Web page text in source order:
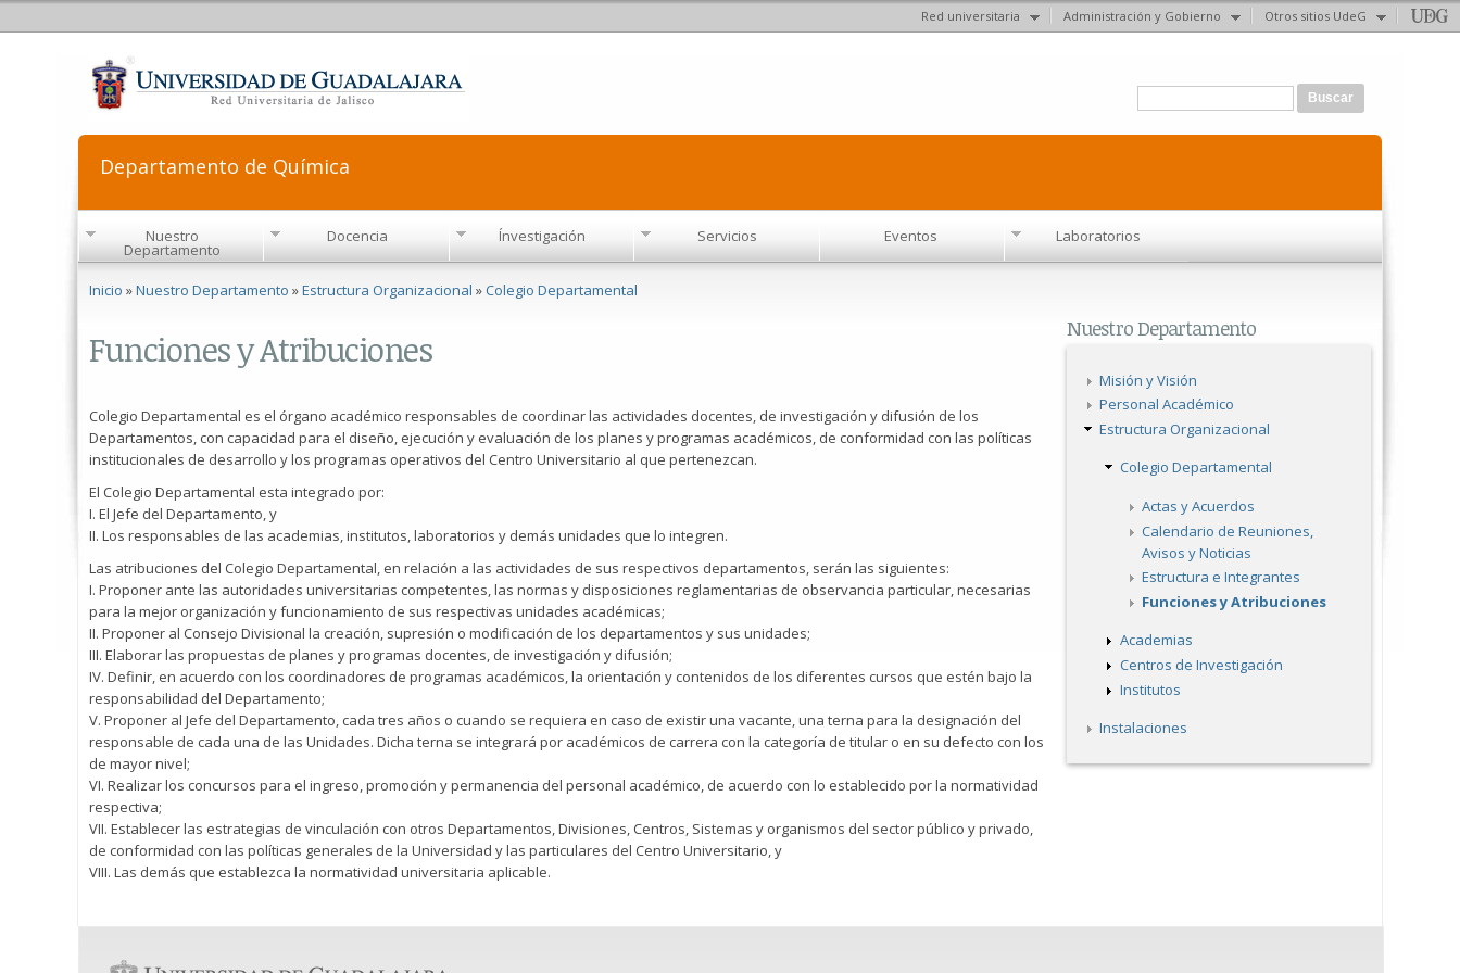
Red universitaria Administración y Gobierno Otros sitios UdeG
Formulario de búsqueda
Departamento de Química
Nuestro
Departamento
Docencia Ínvestigación Servicios Eventos Laboratorios
Inicio »Nuestro Departamento »Estructura Organizacional »Colegio Departamental
Funciones y Atribuciones
Colegio Departamental es el órgano académico responsables de coordinar las actividades docentes, de investigación y difusión de los
Departamentos, con capacidad para el diseño, ejecución y evaluación de los planes y programas académicos, de conformidad con las políticas
institucionales de desarrollo y los programas operativos del Centro Universitario al que pertenezcan.
El Colegio Departamental esta integrado por:
I. El Jefe del Departamento, y
II. Los responsables de las academias, institutos, laboratorios y demás unidades que lo integren.
Las atribuciones del Colegio Departamental, en relación a las actividades de sus respectivos departamentos, serán las siguientes:
I. Proponer ante las autoridades universitarias competentes, las normas y disposiciones reglamentarias de observancia particular, necesarias
para la mejor organización y funcionamiento de sus respectivas unidades académicas;
II. Proponer al Consejo Divisional la creación, supresión o modificación de los departamentos y sus unidades;
III. Elaborar las propuestas de planes y programas docentes, de investigación y difusión;
IV. Definir, en acuerdo con los coordinadores de programas académicos, la orientación y contenidos de los diferentes cursos que estén bajo la
responsabilidad del Departamento;
V. Proponer al Jefe del Departamento, cada tres años o cuando se requiera en caso de existir una vacante, una terna para la designación del
responsable de cada una de las Unidades. Dicha terna se integrará por académicos de carrera con la categoría de titular o en su defecto con los
de mayor nivel;
VI. Realizar los concursos para el ingreso, promoción y permanencia del personal académico, de acuerdo con lo establecido por la normatividad
respectiva;
VII. Establecer las estrategias de vinculación con otros Departamentos, Divisiones, Centros, Sistemas y organismos del sector público y privado,
de conformidad con las políticas generales de la Universidad y las particulares del Centro Universitario, y
VIII. Las demás que establezca la normatividad universitaria aplicable.
Nuestro Departamento
Misión y Visión
Personal Académico
Estructura Organizacional
Colegio Departamental
Actas y Acuerdos
Calendario de Reuniones,
Avisos y Noticias
Estructura e Integrantes
Funciones y Atribuciones
Academias
Centros de Investigación
Institutos
Instalaciones